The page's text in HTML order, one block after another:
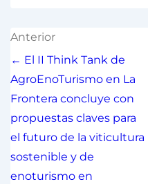
Anterior
← El II Think Tank de
AgroEnoTurismo en La
Frontera concluye con
propuestas claves para
el futuro de la viticultura
sostenible y de
enoturismo en